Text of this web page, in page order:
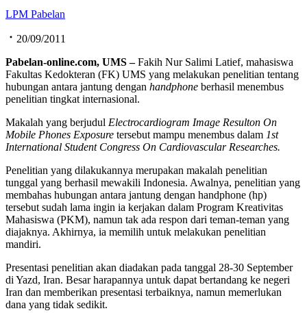
LPM Pabelan
20/09/2011
Pabelan-online.com, UMS –Fakih Nur Salimi Latief, mahasiswa
Fakultas Kedokteran (FK) UMS yang melakukan penelitian tentang
hubungan antara jantung dengan handphone berhasil menembus
penelitian tingkat internasional.
Makalah yang berjudul Electrocardiogram Image Resulton On
Mobile Phones Exposure tersebut mampu menembus dalam 1st
International Student Congress On Cardiovascular Researches.
Penelitian yang dilakukannya merupakan makalah penelitian
tunggal yang berhasil mewakili Indonesia. Awalnya, penelitian yang
membahas hubungan antara jantung dengan handphone (hp)
tersebut sudah lama ingin ia kerjakan dalam Program Kreativitas
Mahasiswa (PKM), namun tak ada respon dari teman-teman yang
diajaknya. Akhirnya, ia memilih untuk melakukan penelitian
mandiri.
Presentasi penelitian akan diadakan pada tanggal 28-30 September
di Yazd, Iran. Besar harapannya untuk dapat bertandang ke negeri
Iran dan memberikan presentasi terbaiknya, namun memerlukan
dana yang tidak sedikit.